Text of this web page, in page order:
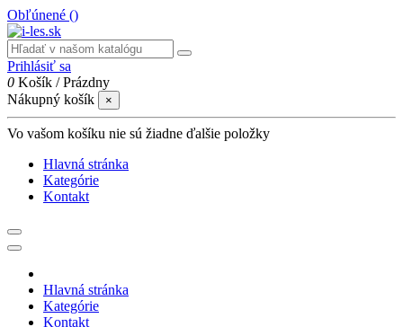
Obľúnené ()
Prihlásiť sa
0 Košík /Prázdny
Nákupný košík
×
Vo vašom košíku nie sú žiadne ďalšie položky
Hlavná stránka
Kategórie
Kontakt
Hlavná stránka
Kategórie
Kontakt